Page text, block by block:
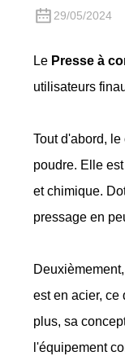
29/05/2024
Le Presse à
utilisateurs
Tout d'abord,
poudre. Elle
et chimique.
pressage en
est en acier, ce
plus, sa
l'équipement